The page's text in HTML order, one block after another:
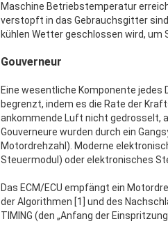
Maschine Betriebstemperatur
verstopft in das Gebrauchsgitter
kühlen Wetter geschlossen wird,
Gouverneur
Eine wesentliche Komponente
begrenzt, indem es die Rate der
ankommende Luft nicht gedrosselt,
Gouverneure wurden durch ein
Motordrehzahl). Moderne
Steuermodul) oder elektronisches
Das ECM/ECU empfängt ein
der Algorithmen [1] und des
TIMING (den „Anfang der